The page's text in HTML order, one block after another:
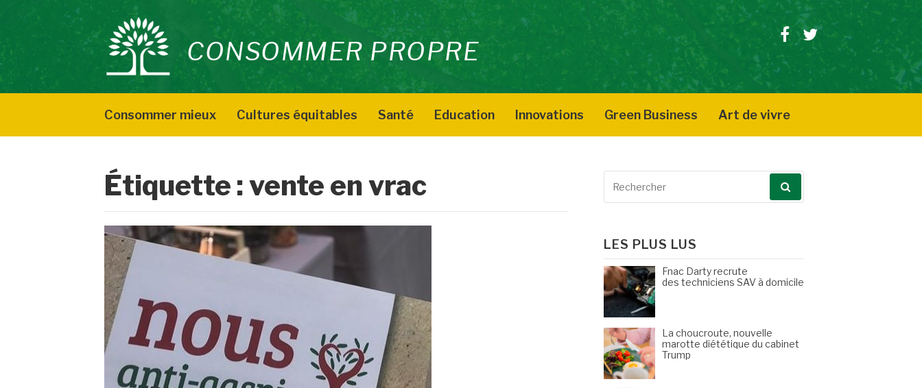
contenu
CONSOMMER PROPRE
Facebook
Twitter
Consommer mieux Cultures équitables Santé Education Innovations Green Business Art de vivre
Étiquette :vente en vrac
LES PLUS LUS
Fnac Darty recrute
des techniciens SAV à domicile
La choucroute, nouvelle
marotte diététique du cabinet
Trump